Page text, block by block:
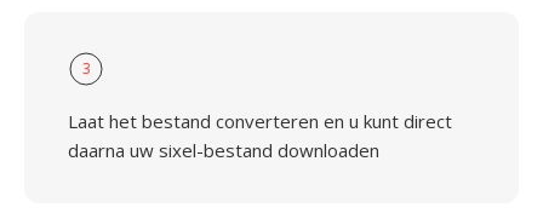
3
Laat het bestand converteren en u kunt direct
daarna uw sixel-bestand downloaden